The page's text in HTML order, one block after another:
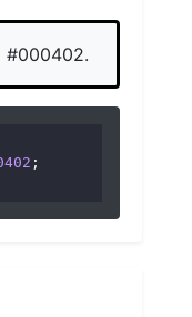
#000402.
;